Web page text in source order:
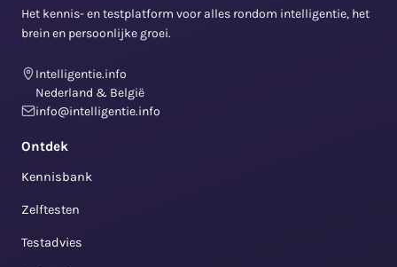
Het kennis- en testplatform voor alles rondom intelligentie, het
brein en persoonlijke groei.
Intelligentie.info
Nederland & België
info@intelligentie.info
Ontdek
Kennisbank
Zelftesten
Testadvies